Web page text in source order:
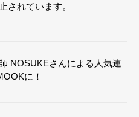
されています。
NOSUKEさんによる人気連
に！